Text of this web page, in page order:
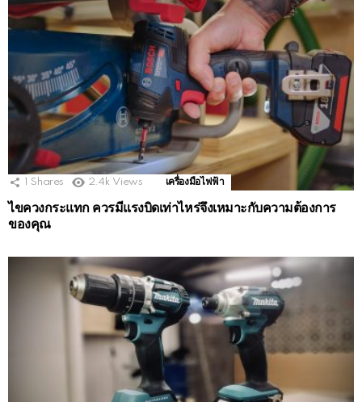
Shares 2.4k Views เครื่องมือไฟฟ้า
ไขควงกระแทก ควรมีแรงบิดเท่าไหร่จึงเหมาะกับความต้องการ
ของคุณ